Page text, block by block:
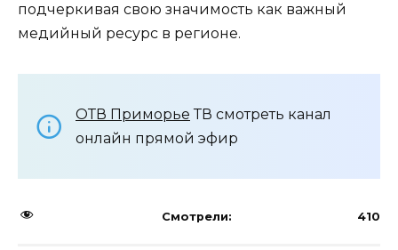
подчеркивая свою значимость как важный
медийный ресурс в регионе.
ОТВ Приморье ТВ смотреть канал
онлайн прямой эфир
Смотрели: 410